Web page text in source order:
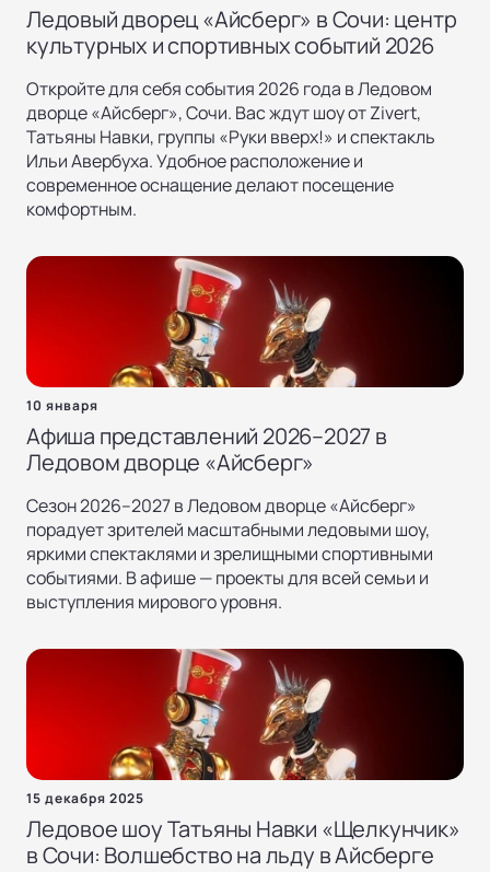
Ледовый дворец «Айсберг» в Сочи: центр
культурных и спортивных событий 2026
Откройте для себя события 2026 года в Ледовом
дворце «Айсберг», Сочи. Вас ждут шоу от Zivert,
Татьяны Навки, группы «Руки вверх!» и спектакль
Ильи Авербуха. Удобное расположение и
современное оснащение делают посещение
комфортным.
10 января
Афиша представлений 2026–2027 в
Ледовом дворце «Айсберг»
Сезон 2026–2027 в Ледовом дворце «Айсберг»
порадует зрителей масштабными ледовыми шоу,
яркими спектаклями и зрелищными спортивными
событиями. В афише — проекты для всей семьи и
выступления мирового уровня.
15 декабря 2025
Ледовое шоу Татьяны Навки «Щелкунчик»
в Сочи: Волшебство на льду в Айсберге